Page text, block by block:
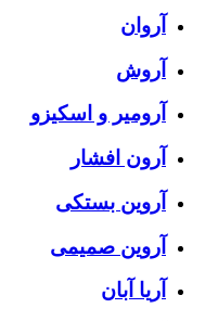
آروان
آروش
آرومیر و اسکیزو
آرون افشار
آروین بستکی
آروین صمیمی
آریا آبان